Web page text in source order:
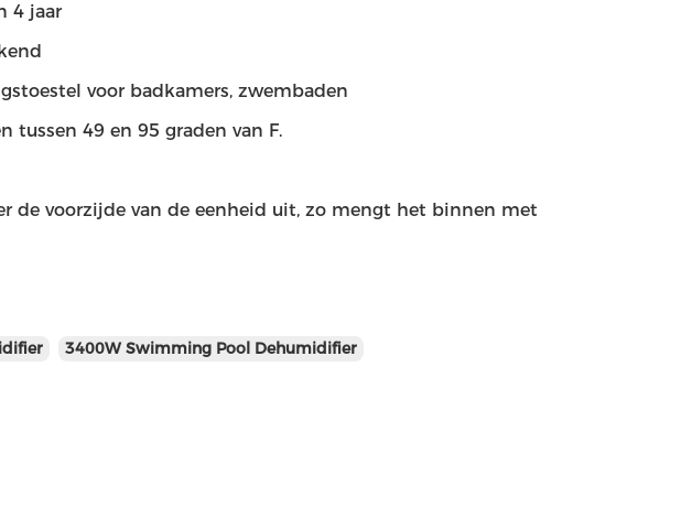
4 jaar
voor badkamers, zwembaden
tussen 49 en 95 graden van F.
de voorzijde van de eenheid uit, zo mengt het binnen met
3400W Swimming Pool Dehumidifier